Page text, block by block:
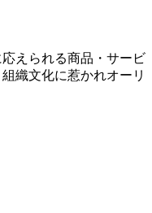
えられる商品・サービ
織文化に惹かれオーリ